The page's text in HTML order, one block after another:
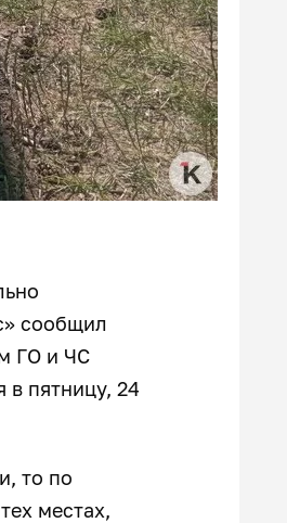
сообщил
ГО и ЧС
в пятницу, 24
то по
местах,